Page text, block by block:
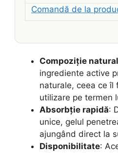
Comandă de la
Compoziție
ingrediente active
naturale, ceea ce îl
utilizare pe termen
Absorbție rapidă:
unice, gelul
ajungând direct la
Disponibilitate: